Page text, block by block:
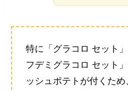
特に「グラコロ セット
フデミグラコロ セット
ッシュポテトが付くた